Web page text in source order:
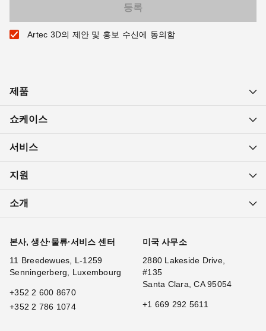
Artec 3D의 제안 및 홍보 수신에 동의함
제품
쇼케이스
서비스
지원
소개
본사, 생산·물류·서비스 센터
11 Breedewues, L-1259
Senningerberg, Luxembourg
+352 2 600 8670
+352 2 786 1074
미국 사무소
2880 Lakeside Drive,
#135
Santa Clara, CA 95054
+1 669 292 5611